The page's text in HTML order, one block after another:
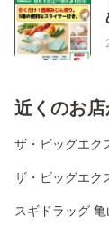
近くのお
ザ・ビッグエク
ザ・ビッグエク
スギドラッグ